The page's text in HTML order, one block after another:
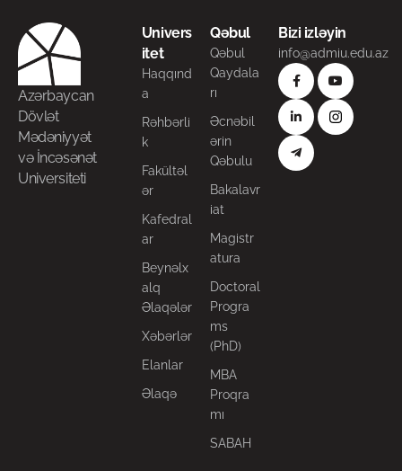
Azərbaycan
Dövlət
Mədəniyyət
və İncəsənət
Universiteti
Univers
itet
Haqqınd
a
Rəhbərli
k
Fakültəl
ər
Kafedral
ar
Beynəlx
alq
Əlaqələr
Xəbərlər
Elanlar
Əlaqə
Qəbul
Qəbul
Qaydala
rı
Əcnəbil
ərin
Qəbulu
Bakalavr
iat
Magistr
atura
Doctoral
Progra
ms
(PhD)
MBA
Proqra
mı
SABAH
Bizi izləyin
info@admiu.edu.az